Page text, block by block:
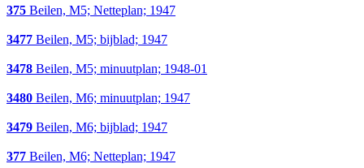
375 Beilen, M5; Netteplan; 1947
3477 Beilen, M5; bijblad; 1947
3478 Beilen, M5; minuutplan; 1948-01
3480 Beilen, M6; minuutplan; 1947
3479 Beilen, M6; bijblad; 1947
377 Beilen, M6; Netteplan; 1947